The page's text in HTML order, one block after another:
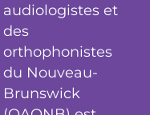
audiologistes et
des
orthophonistes
du Nouveau-
Brunswick